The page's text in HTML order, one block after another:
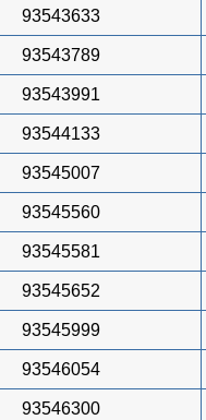
93543633
93543789
93543991
93544133
93545007
93545560
93545581
93545652
93545999
93546054
93546300